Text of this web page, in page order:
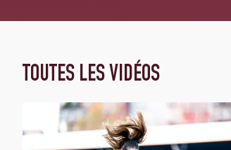
TOUTES LES VIDÉOS